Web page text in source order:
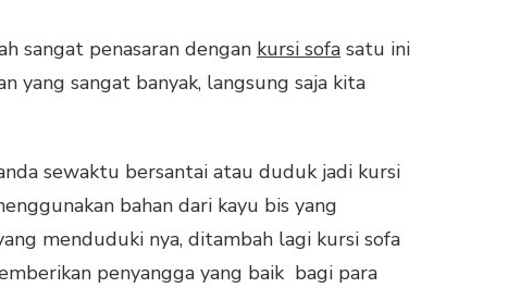
sangat penasaran dengan kursi sofa satu ini
yang sangat banyak, langsung saja kita
sewaktu bersantai atau duduk jadi kursi
bahan dari kayu bis yang
menduduki nya, ditambah lagi kursi sofa
penyangga yang baik bagi para